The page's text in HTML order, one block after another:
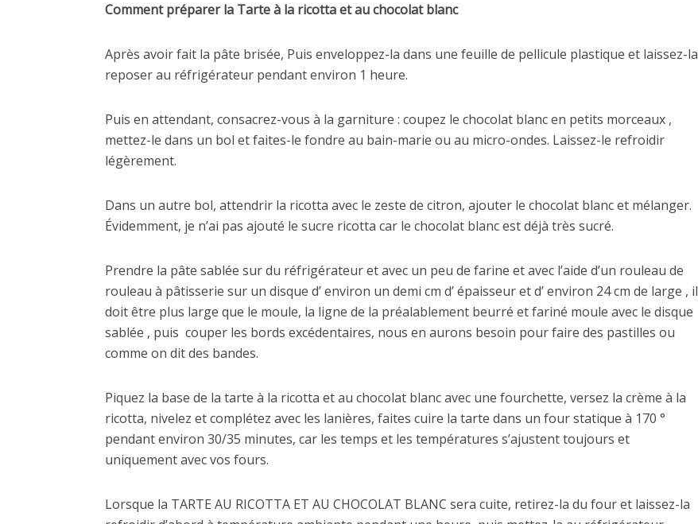
Comment préparer la Tarte à la ricotta et au chocolat blanc
Après avoir fait la pâte brisée, Puis enveloppez-la dans une feuille de pellicule plastique et laissez-la
reposer au réfrigérateur pendant environ 1 heure.
Puis en attendant, consacrez-vous à la garniture : coupez le chocolat blanc en petits morceaux ,
mettez-le dans un bol et faites-le fondre au bain-marie ou au micro-ondes. Laissez-le refroidir
légèrement.
Dans un autre bol, attendrir la ricotta avec le zeste de citron, ajouter le chocolat blanc et mélanger.
Évidemment, je n’ai pas ajouté le sucre ricotta car le chocolat blanc est déjà très sucré.
Prendre la pâte sablée sur du réfrigérateur et avec un peu de farine et avec l’aide d’un rouleau de
rouleau à pâtisserie sur un disque d’ environ un demi cm d’ épaisseur et d’ environ 24 cm de large , il
doit être plus large que le moule, la ligne de la préalablement beurré et fariné moule avec le disque
sablée , puis couper les bords excédentaires, nous en aurons besoin pour faire des pastilles ou
comme on dit des bandes.
Piquez la base de la tarte à la ricotta et au chocolat blanc avec une fourchette, versez la crème à la
ricotta, nivelez et complétez avec les lanières, faites cuire la tarte dans un four statique à 170 °
pendant environ 30/35 minutes, car les temps et les températures s’ajustent toujours et
uniquement avec vos fours.
Lorsque la TARTE AU RICOTTA ET AU CHOCOLAT BLANC sera cuite, retirez-la du four et laissez-la